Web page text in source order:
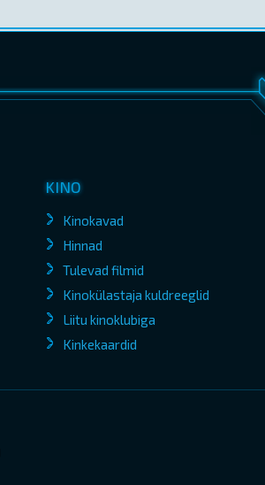
KINO
Kinokavad
Hinnad
Tulevad filmid
Kinokülastaja kuldreeglid
Liitu kinoklubiga
Kinkekaardid